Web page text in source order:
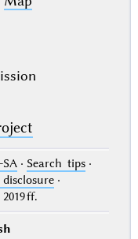
· Search tips·
·
2019 ff.